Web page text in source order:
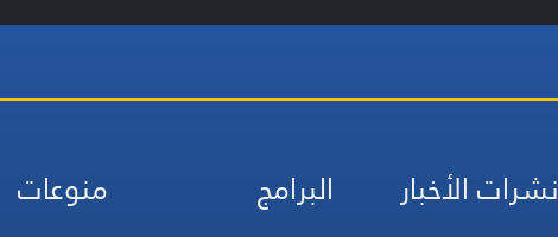
نشرات الأخبار البرامج منوعات